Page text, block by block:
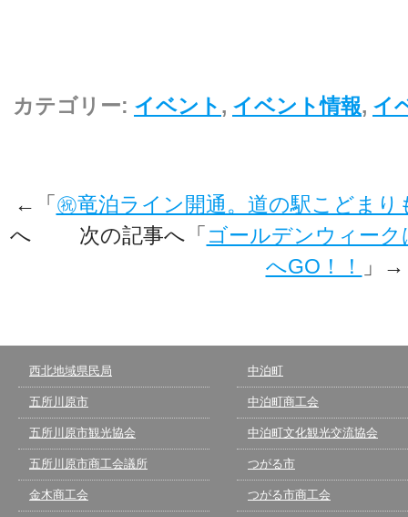
カテゴリー: イベント , イベント情報, イ
←「㊗竜泊ライン開通。道の駅こどまり
へ 次の記事へ「ゴールデンウィー
へGO！！
」→
西北地域県民局
五所川原市
五所川原市観光協会
五所川原市商工会議所
金木商工会
中泊町
中泊町商工会
中泊町文化観光交流協会
つがる市
つがる市商工会